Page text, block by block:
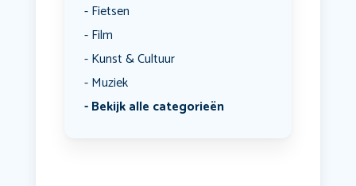
Fietsen
Film
Kunst & Cultuur
Muziek
Bekijk alle categorieën